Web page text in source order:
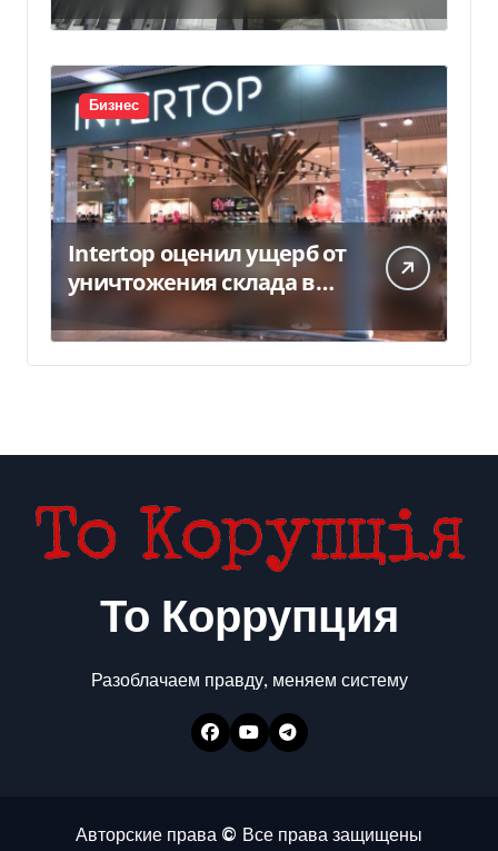
Бизнес
Intertop оценил ущерб от
уничтожения склада в
450 млн грн
То Коррупция
Разоблачаем правду, меняем систему
Авторские права © Все права защищены